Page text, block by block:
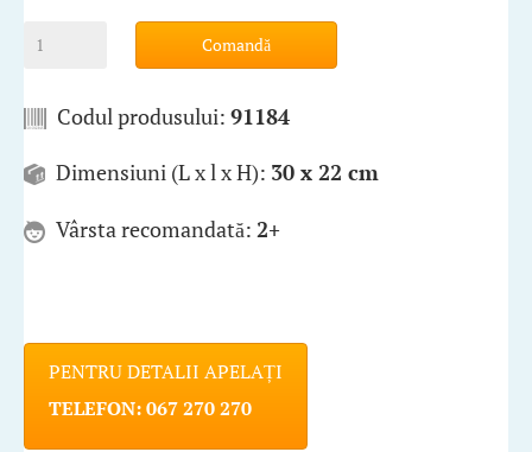
Comandă
Codul produsului: 91184
Dimensiuni (L x l x H): 30 x 22 cm
Vârsta recomandată: 2+
PENTRU DETALII APELAȚI
TELEFON: 067 270 270